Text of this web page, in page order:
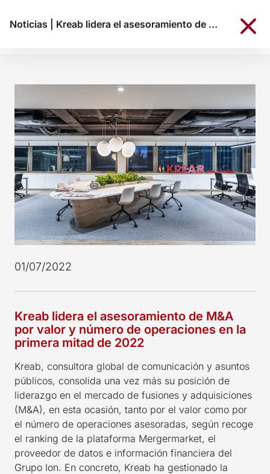
Noticias Kreab lidera el asesoramiento de M&A por valor y número de operaciones en la primera mitad de 2022
01/07/2022
Kreab lidera el asesoramiento de M&A
por valor y número de operaciones en la
primera mitad de 2022
Kreab, consultora global de comunicación y asuntos
públicos, consolida una vez más su posición de
liderazgo en el mercado de fusiones y adquisiciones
(M&A), en esta ocasión, tanto por el valor como por
el número de operaciones asesoradas, según recoge
el ranking de la plataforma Mergermarket, el
proveedor de datos e información financiera del
Grupo Ion. En concreto, Kreab ha gestionado la